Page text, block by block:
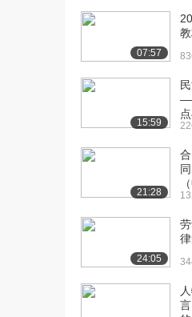
[17] 暨南大学公开课
地承包经营权
[18] 暨南大学公开课
基地使用权
[19] 暨南大学公开课
2.3万播放
[20] 暨南大学公开课
[21] 暨南大学公开课
07:57
15:59
21:28
24:05